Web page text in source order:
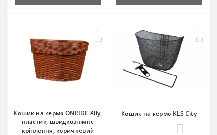
Кошик на кермо ONRIDE Ally,
пластик, швидкознімне
кріплення, коричневий
Кошик на кермо KLS City